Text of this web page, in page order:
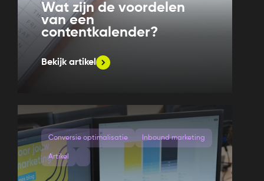
Wat zijn de voordelen
van een
contentkalender?
Bekijk artikel
Conversie optimalisatie Inbound marketing
Artikel